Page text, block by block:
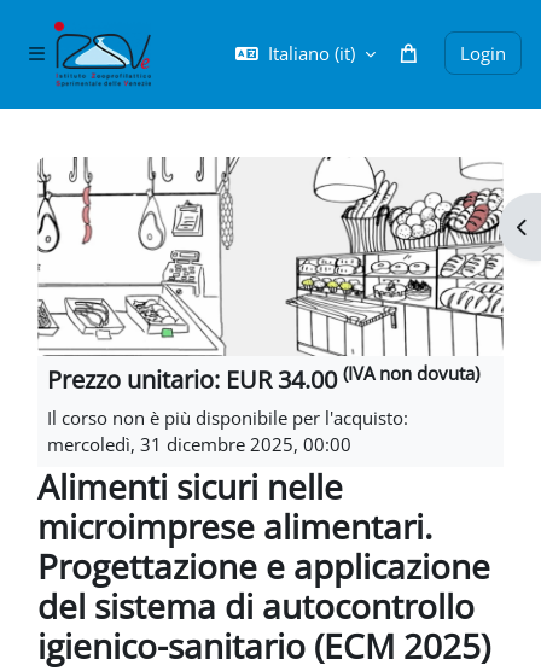
Pannello laterale Italiano ‎(it)‎ Login
Blocchi
Prezzo unitario: EUR 34.00 (IVA non dovuta)
Il corso non è più disponibile per l'acquisto:
mercoledì, 31 dicembre 2025, 00:00
Alimenti sicuri nelle
microimprese alimentari.
Progettazione e applicazione
del sistema di autocontrollo
igienico-sanitario (ECM 2025)